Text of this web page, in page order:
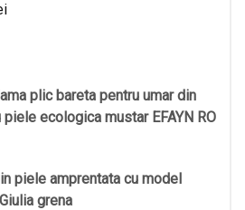
plic bareta pentru umar din
piele ecologica mustar EFAYN RO
piele amprentata cu model
grena